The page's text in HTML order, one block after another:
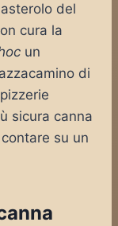
del
cura la
un
di
sicura canna
su un